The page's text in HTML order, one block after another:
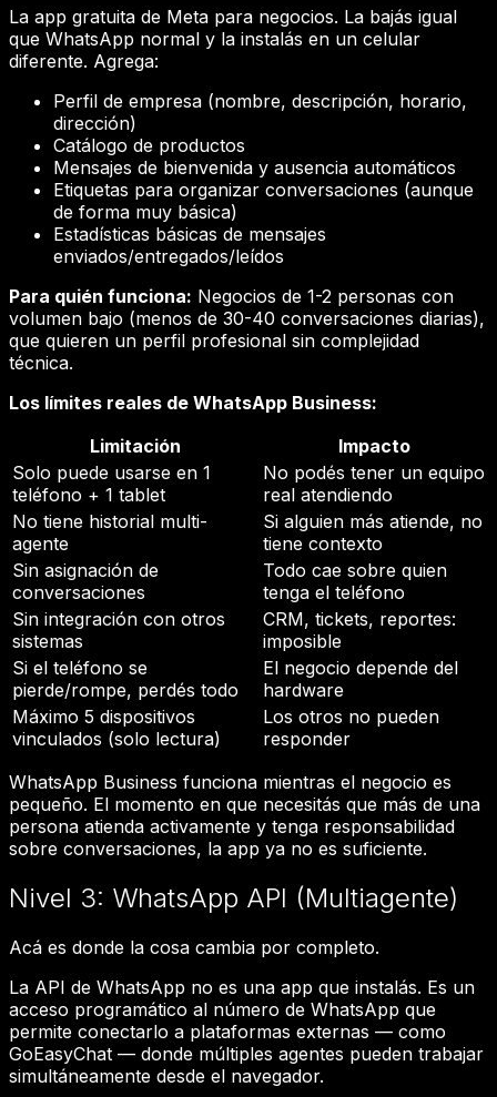
La app gratuita de Meta para negocios. La bajás igual
que WhatsApp normal y la instalás en un celular
diferente. Agrega:
Perfil de empresa (nombre, descripción, horario,
dirección)
Catálogo de productos
Mensajes de bienvenida y ausencia automáticos
Etiquetas para organizar conversaciones (aunque
de forma muy básica)
Estadísticas básicas de mensajes
enviados/entregados/leídos
Para quién funciona: Negocios de 1-2 personas con
volumen bajo (menos de 30-40 conversaciones diarias),
que quieren un perfil profesional sin complejidad
técnica.
Los límites reales de WhatsApp Business:
Limitación
Impacto
Solo puede usarse en 1
teléfono + 1 tablet
No podés tener un equipo
real atendiendo
No tiene historial multi-
agente
Si alguien más atiende, no
tiene contexto
Sin asignación de
conversaciones
Todo cae sobre quien
tenga el teléfono
Sin integración con otros
sistemas
CRM, tickets, reportes:
imposible
Si el teléfono se
pierde/rompe, perdés todo
El negocio depende del
hardware
Máximo 5 dispositivos
vinculados (solo lectura)
Los otros no pueden
responder
WhatsApp Business funciona mientras el negocio es
pequeño. El momento en que necesitás que más de una
persona atienda activamente y tenga responsabilidad
sobre conversaciones, la app ya no es suficiente.
Nivel 3: WhatsApp API (Multiagente)
Acá es donde la cosa cambia por completo.
La API de WhatsApp no es una app que instalás. Es un
acceso programático al número de WhatsApp que
permite conectarlo a plataformas externas — como
GoEasyChat — donde múltiples agentes pueden trabajar
simultáneamente desde el navegador.